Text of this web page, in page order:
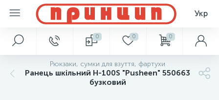
Укр
0 0 0
Рюкзаки, сумки для взуття, фартухи
Ранець шкільний H-100S "Pusheen" 550663
бузковий